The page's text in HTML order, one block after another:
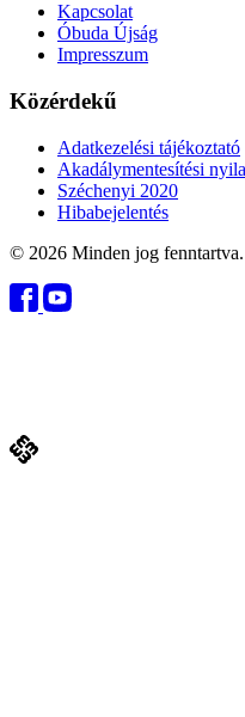
Kapcsolat
Óbuda Újság
Impresszum
Közérdekű
Adatkezelési tájékoztató
Akadálymentesítési
Széchenyi 2020
Hibabejelentés
© 2026 Minden jog